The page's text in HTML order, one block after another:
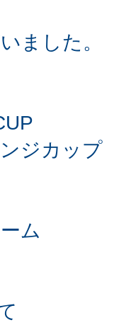
ました。
ジカップ
ム